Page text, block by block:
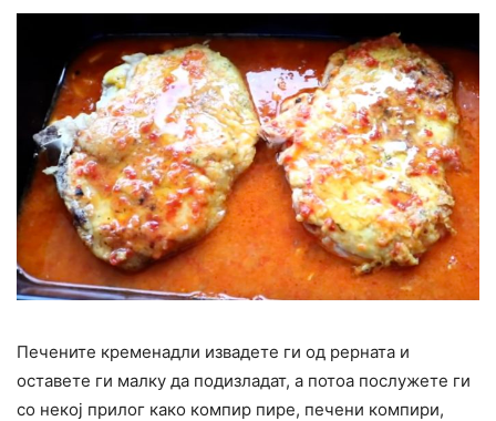
Печените кременадли извадете ги од рерната и
оставете ги малку да подизладат, а потоа послужете ги
со некој прилог како компир пире, печени компири,